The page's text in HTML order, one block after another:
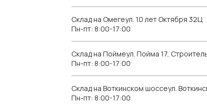
Склад на Омегеул. 10 лет Октября 32Ц
Пн-пт: 8:00-17:00
Склад на Поймеул. Пойма 17,
Пн-пт: 8:00-17:00
Склад на Воткинском шоссеул.
Пн-пт: 8:00-17:00